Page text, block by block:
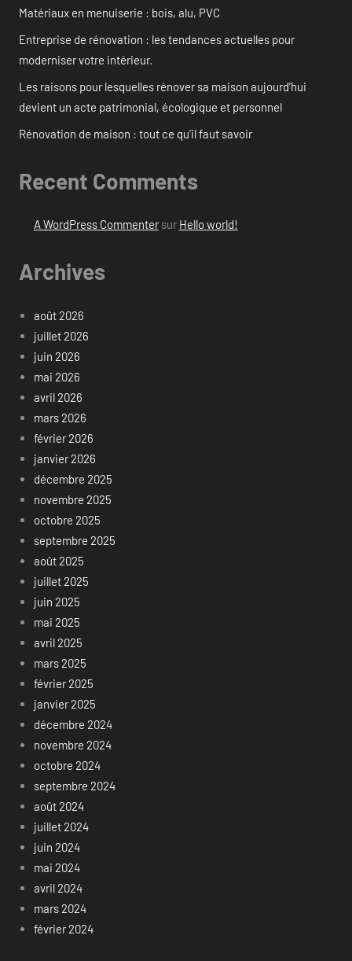
Matériaux en menuiserie : bois, alu, PVC
Entreprise de rénovation : les tendances actuelles pour
moderniser votre intérieur.
Les raisons pour lesquelles rénover sa maison aujourd’hui
devient un acte patrimonial, écologique et personnel
Rénovation de maison : tout ce qu’il faut savoir
Recent Comments
A WordPress Commentersur Hello world!
Archives
août 2026
juillet 2026
juin 2026
mai 2026
avril 2026
mars 2026
février 2026
janvier 2026
décembre 2025
novembre 2025
octobre 2025
septembre 2025
août 2025
juillet 2025
juin 2025
mai 2025
avril 2025
mars 2025
février 2025
janvier 2025
décembre 2024
novembre 2024
octobre 2024
septembre 2024
août 2024
juillet 2024
juin 2024
mai 2024
avril 2024
mars 2024
février 2024